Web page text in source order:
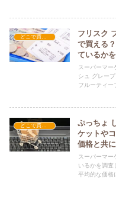
フリスク
で買える
ているか
スーパーマー
シュ グレー
フルーティー
どこで買える？-お菓子・スイーツ・アイス
ぷっちょ
ケットや
価格と共
スーパーマー
いるかを調査
平均的な価格